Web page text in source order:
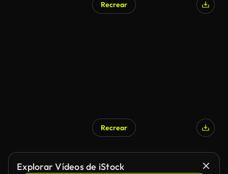
Recrear
Generado por IA
Recrear
Explorar Vídeos de iStock